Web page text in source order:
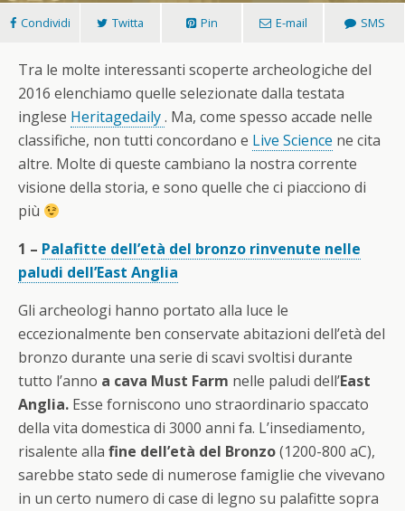
Condividi Twitta Pin E-mail SMS
Tra le molte interessanti scoperte archeologiche del
2016 elenchiamo quelle selezionate dalla testata
inglese Heritagedaily. Ma, come spesso accade nelle
classifiche, non tutti concordano e Live Science ne cita
altre. Molte di queste cambiano la nostra corrente
visione della storia, e sono quelle che ci piacciono di
più
1 – Palafitte dell’età del bronzo rinvenute nelle
paludi dell’East Anglia
Gli archeologi hanno portato alla luce le
eccezionalmente ben conservate abitazioni dell’età del
bronzo durante una serie di scavi svoltisi durante
tutto l’anno a cava Must Farm nelle paludi dell’East
Anglia. Esse forniscono uno straordinario spaccato
della vita domestica di 3000 anni fa. L’insediamento,
risalente alla fine dell’età del Bronzo(1200-800 aC),
sarebbe stato sede di numerose famiglie che vivevano
in un certo numero di case di legno su palafitte sopra